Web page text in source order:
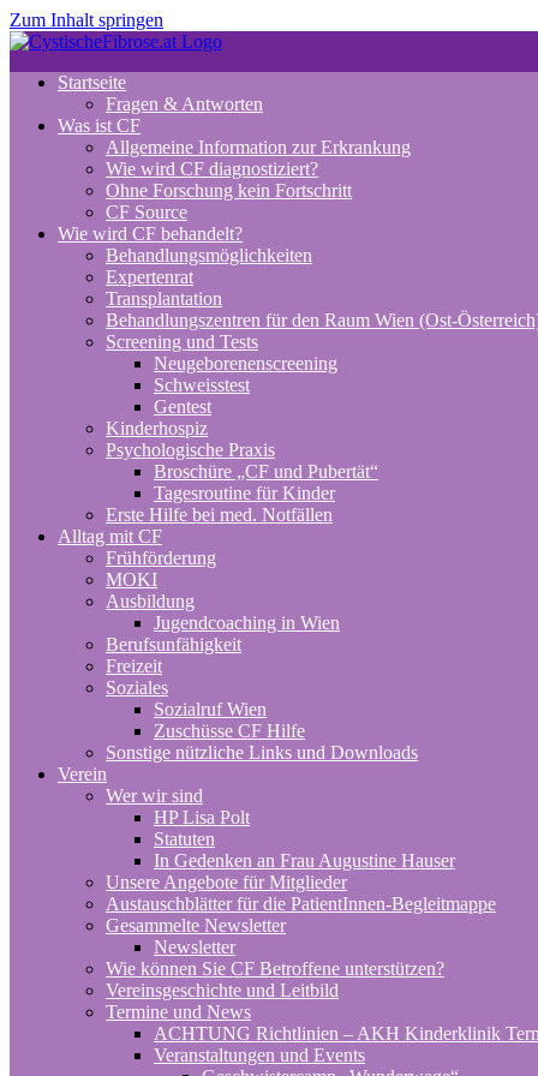
Zum Inhalt springen
Startseite
Fragen & Antworten
Was ist CF
Allgemeine Information zur Erkrankung
Wie wird CF diagnostiziert?
Ohne Forschung kein Fortschritt
CF Source
Wie wird CF behandelt?
Behandlungsmöglichkeiten
Expertenrat
Transplantation
Behandlungszentren für den Raum Wien (Ost-
Screening und Tests
Neugeborenenscreening
Schweisstest
Gentest
Kinderhospiz
Psychologische Praxis
Broschüre „CF und Pubertät“
Tagesroutine für Kinder
Erste Hilfe bei med. Notfällen
Alltag mit CF
Frühförderung
MOKI
Ausbildung
Jugendcoaching in Wien
Berufsunfähigkeit
Freizeit
Soziales
Sozialruf Wien
Zuschüsse CF Hilfe
Sonstige nützliche Links und Downloads
Verein
Wer wir sind
HP Lisa Polt
Statuten
In Gedenken an Frau Augustine Hauser
Unsere Angebote für Mitglieder
Austauschblätter für die PatientInnen-Begleitmappe
Gesammelte Newsletter
Newsletter
Wie können Sie CF Betroffene unterstützen?
Vereinsgeschichte und Leitbild
Termine und News
ACHTUNG Richtlinien – AKH Kinderklinik
Veranstaltungen und Events